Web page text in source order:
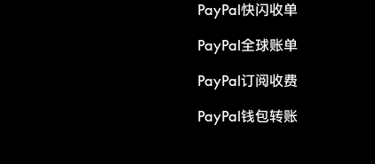
PayPal快闪收单
PayPal全球账单
PayPal订阅收费
PayPal钱包转账